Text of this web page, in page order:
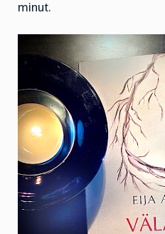
minut.